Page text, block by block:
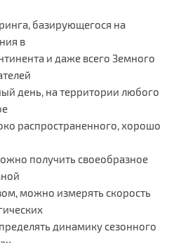
базирующегося на
в
и даже всего Земного
день, на территории любого
распространенного, хорошо
получить своеобразное
можно измерять скорость
динамику сезонного